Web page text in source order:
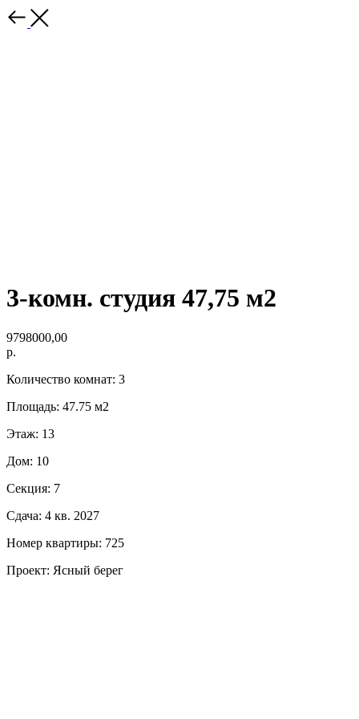
3-комн. студия 47,75 м2
9798000,00
р.
Количество комнат: 3
Площадь: 47.75 м2
Этаж: 13
Дом: 10
Секция: 7
Сдача: 4 кв. 2027
Номер квартиры: 725
Проект: Ясный берег